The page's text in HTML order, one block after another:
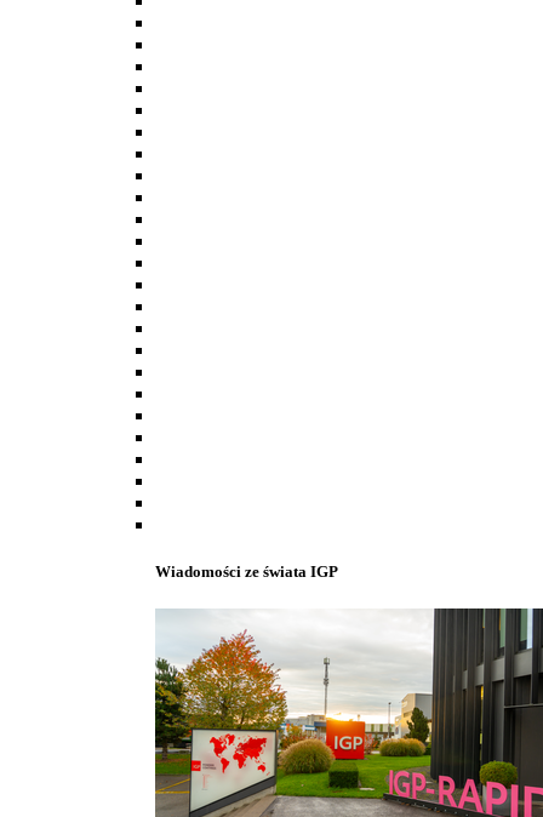
Wiadomości ze świata IGP